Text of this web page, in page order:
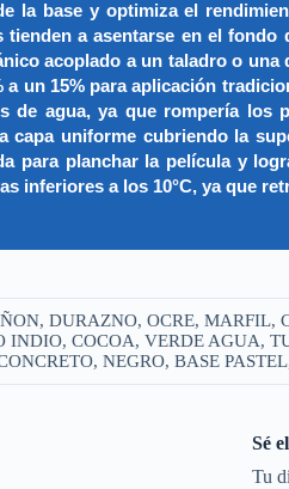
base y optimiza el
a asentarse en el
acoplado a un taladro o
un 15% para aplicación
de agua, ya que rompería
capa uniforme cubriendo la
para planchar la película y
inferiores a los 10°C, ya que
DURAZNO, OCRE,
COCOA, VERDE AGUA,
NEGRO, BASE
Sé
Tu